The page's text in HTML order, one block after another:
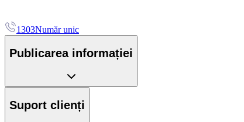
1303Număr unic
Publicarea informației
Suport clienți